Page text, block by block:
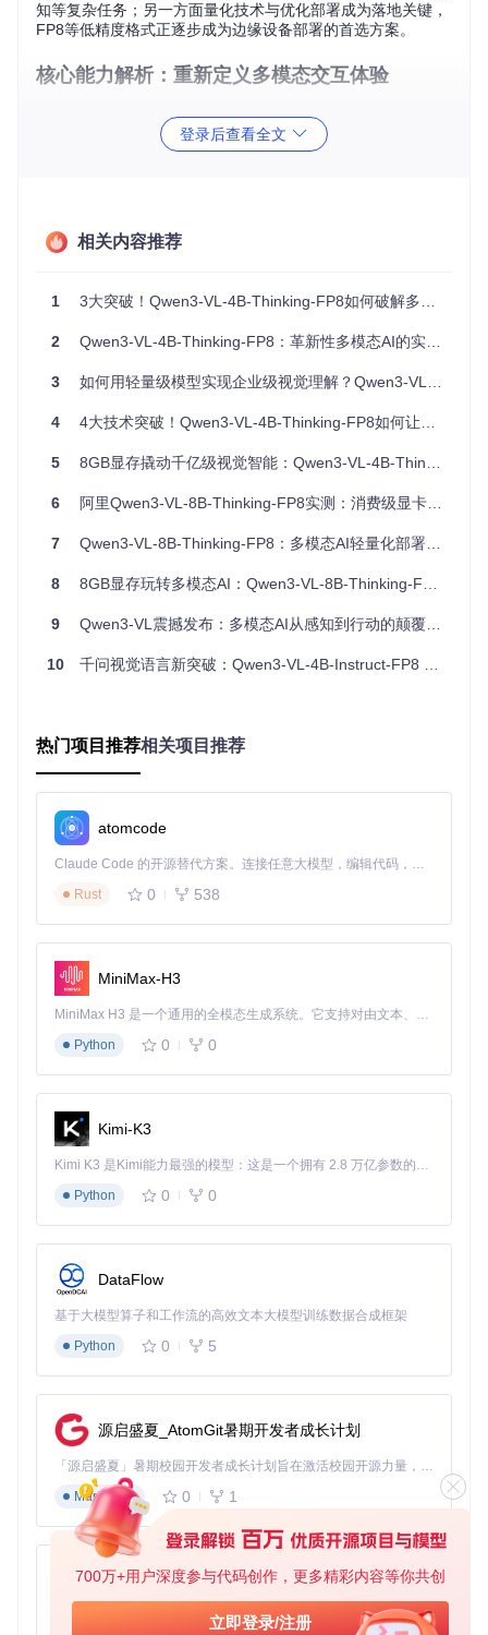
700万+用户深度参与代码创作，更多精彩内容等你共创
立即登录/注册
知等复杂任务；另一方面量化技术与优化部署成为落地关键，
FP8等低精度格式正逐步成为边缘设备部署的首选方案。
核心能力解析：重新定义多模态交互体验
Qwen3-VL-4B-Thinking-FP8在4B参数规模下实现了突破性的
性能表现，其核心优势体现在以下维度：
I界面，完成从元素识别、功能理解到工具调用的全流程任务。
这一特性使AI从被动响应升级为主动执行，为自动化办公、智
代码，打通了视觉创意到数字实现的转化路径。
空间感知与视频理解：解锁复杂场景的深度理解
在空间感知与视频理解方面，模型具备精确的物体位置判断、
间推理。原生256K上下文长度（可扩展至1M）使其能处理整
能力也全面升级，支持32种语言识别，即使在低光照、模糊或
倾斜条件下仍保持高准确率，同时强化了古文字和专业术语的
识别能力。
量化技术揭秘：FP8如何实现"零损失"性能
通过先进的FP8量化技术（块大小128的精细量化），Qwen3-
表现。在多模态基准测试中，该模型在知识问答、逻辑推理、
以用更低的硬件成本获得企业级多模态能力。
实战部署指南：边缘设备的AI革命
Qwen3-VL-4B-Thinking-FP8的推出将深刻影响多模态AI的应
用格局。在硬件需求方面，量化模型使原本需要高端GPU支持
的复杂多模态任务能在普通消费级设备上运行，实测显示在配
备16GB显存的GPU上即可流畅处理视频分析和复杂视觉推理
快速开始：从克隆到运行的三步法
克隆项目仓库：
git clone
启动模型服务：
实时监控生产线上的设备状态并生成维护建议；在智能座舱
中，能理解乘客手势指令并分析路况风险；在远程医疗场景，
支持医生通过移动端设备获取医学影像的初步诊断意见。特别
供了关键技术支撑。
未来展望：轻量化多模态模型的普及之路
Qwen3-VL-4B-Thinking-FP8通过创新的量化技术和架构设
计，成功解决了多模态AI"能力"与"效率"难以兼顾的行业痛
点。随着边缘计算设备性能的持续提升和模型优化技术的不断
进步，未来1-2年内，具备视觉代理能力的轻量化多模态模型
将成为智能终端的标准配置。
对于企业开发者而言，现在正是布局多模态应用的最佳时机
——借助Qwen3-VL-4B-Thinking-FP8这样的高效模型，可快
造、智能零售、智能医疗等领域抢占技术先机。而FP8量化技
登录后查看全文
相关内容推荐
1 3大突破！Qwen3-VL-4B-Thinking-FP8如何破解多模态AI落地难题
2 Qwen3-VL-4B-Thinking-FP8：革新性多模态AI的实战部署指南
3 如何用轻量级模型实现企业级视觉理解？Qwen3-VL-4B-FP8的技术突围
4 4大技术突破！Qwen3-VL-4B-Thinking-FP8如何让多模态AI走进边缘设备
5 8GB显存撬动千亿级视觉智能：Qwen3-VL-4B-Thinking重塑AI落地范式
6 阿里Qwen3-VL-8B-Thinking-FP8实测：消费级显卡跑千亿级视觉大模型的全链路革命
7 Qwen3-VL-8B-Thinking-FP8：多模态AI轻量化部署的里程碑突破
8 8GB显存玩转多模态AI：Qwen3-VL-8B-Thinking-FP8实战指南
9 Qwen3-VL震撼发布：多模态AI从感知到行动的颠覆性跨越
10 千问视觉语言新突破：Qwen3-VL-4B-Instruct-FP8 量化版本重磅发布，性能无损部署更高效
热门项目推荐相关项目推荐
atomcode
Claude Code 的开源替代方案。连接任意大模型，编辑代码，运行命令，自动验证 — 全自动执行。用 Rust 构建，极致性能。 ｜ An open-source alternative to Claude Code. Connect any LLM, edit code, run commands, and verify changes — autonomously. Built in Rust for speed. Get Started
Rust
0 538
MiniMax-H3
MiniMax H3 是一个通用的全模态生成系统。它支持对由文本、图像、视频和音频组成的多模态上下文进行统一理解，并能生成分辨率高达 2K、时长可达 15 秒的带原生立体声音频的视频。得益于面向任务泛化的系统设计，H3 在预训练阶段就已具备广泛的多模态上下文理解与生成能力，能够出色地执行复杂的多模态指令。
Python
0 0
Kimi-K3
Kimi K3 是Kimi能力最强的模型：这是一个拥有 2.8 万亿参数的混合专家（MoE）模型，具备原生视觉理解能力，并支持 100 万 token 的上下文窗口。
Python
0 0
DataFlow
基于大模型算子和工作流的高效文本大模型训练数据合成框架
Python
0 5
源启盛夏_AtomGit暑期开发者成长计划
「源启盛夏」暑期校园开发者成长计划旨在激活校园开源力量，通过积分激励、认证扶持、资源倾斜等形式，引导高校组织和开发者完成「入驻 — 建项目 — 做贡献 — 获认证 — 得资源」的完整闭环。无论你是想带领社团入驻平台的组织者，还是希望用代码贡献证明自己的开发者，都能在这里找到属于你的成长路径。
Markdown
0 1
py-xiaozhi
基于Python的Xiaozhi AI，适用于想要完整Xiaozhi体验而无需拥有专用硬件的用户。